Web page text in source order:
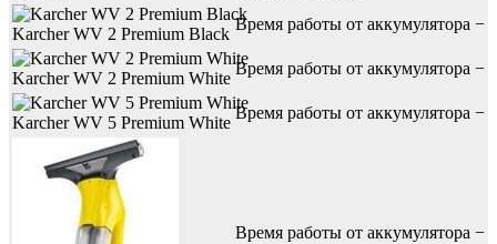
Karcher WV 2 Premium Black
Время работы от аккумулятора
Karcher WV 2 Premium White
Время работы от аккумулятора −
Karcher WV 5 Premium White
Время работы от аккумулятора −
Время работы от аккумулятора −